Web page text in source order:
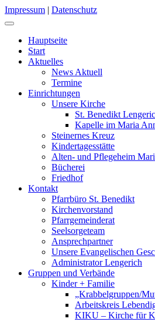
Impressum | Datenschutz
Hauptseite
Start
Aktuelles
News Aktuell
Termine
Einrichtungen
Unsere Kirche
St. Benedikt
Kapelle im Maria
Steinernes Kreuz
Kindertagesstätte
Alten- und Pflegeheim
Bücherei
Friedhof
Kontakt
Pfarrbüro St. Benedikt
Kirchenvorstand
Pfarrgemeinderat
Seelsorgeteam
Ansprechpartner
Unsere Evangelischen
Administrator Lengerich
Gruppen und Verbände
Kinder + Familie
„Krabbelgruppen/
Arbeitskreis
KIKU – Kirche für